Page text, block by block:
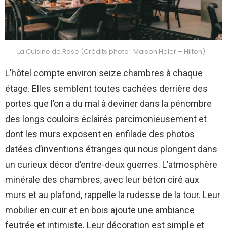
La Cuisine de Rose (Crédits photo : Maison Heler – Hilton)
L’hôtel compte environ seize chambres à chaque
étage. Elles semblent toutes cachées derrière des
portes que l’on a du mal à deviner dans la pénombre
des longs couloirs éclairés parcimonieusement et
dont les murs exposent en enfilade des photos
datées d’inventions étranges qui nous plongent dans
un curieux décor d’entre-deux guerres. L’atmosphère
minérale des chambres, avec leur béton ciré aux
murs et au plafond, rappelle la rudesse de la tour. Leur
mobilier en cuir et en bois ajoute une ambiance
feutrée et intimiste. Leur décoration est simple et